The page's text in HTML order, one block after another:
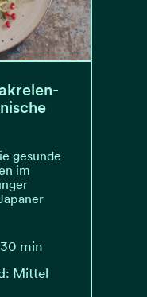
gesunde
im
min
Mittel